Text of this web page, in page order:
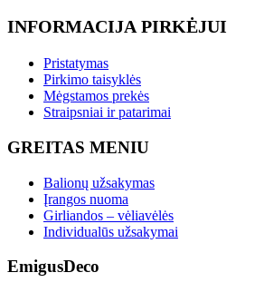
INFORMACIJA PIRKĖJUI
Pristatymas
Pirkimo taisyklės
Mėgstamos prekės
Straipsniai ir patarimai
GREITAS MENIU
Balionų užsakymas
Įrangos nuoma
Girliandos – vėliavėlės
Individualūs užsakymai
EmigusDeco